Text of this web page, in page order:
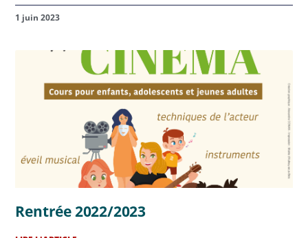
1 juin 2023
Rentrée 2022/2023